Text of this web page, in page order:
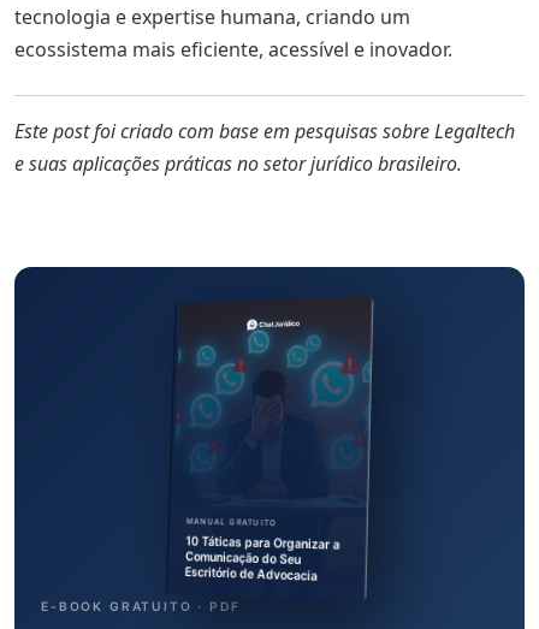
tecnologia e expertise humana, criando um
ecossistema mais eficiente, acessível e inovador.
Este post foi criado com base em pesquisas sobre Legaltech
e suas aplicações práticas no setor jurídico brasileiro.
MANUAL GRATUITO
10 Táticas para Organizar a
Comunicação do Seu
Escritório de Advocacia
E-BOOK GRATUITO · PDF